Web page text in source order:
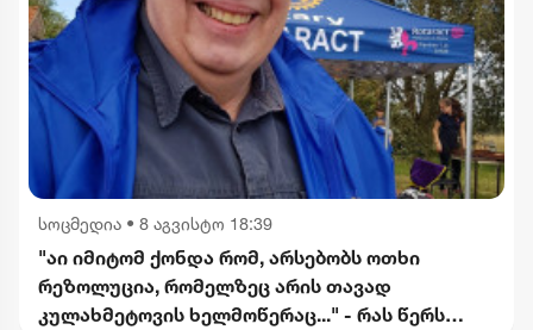
სოცმედია • 8 აგვისტო 18:39
"აი იმიტომ ქონდა რომ, არსებობს ოთხი
რეზოლუცია, რომელზეც არის თავად
კულახმეტოვის ხელმოწერაც..." - რას წერს